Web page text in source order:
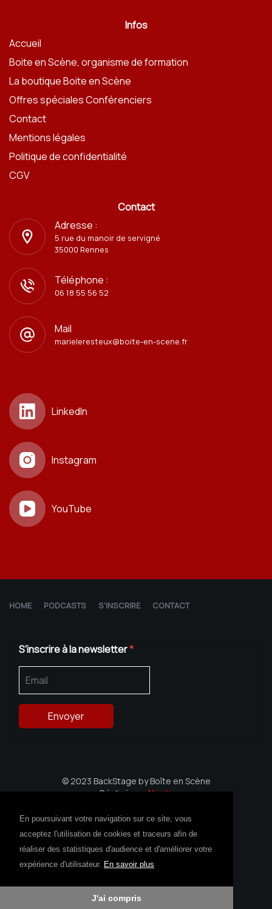
En poursuivant votre navigation sur ce site, vous
acceptez l'utilisation de cookies et traceurs afin de
réaliser des statistiques d'audience et d'améliorer votre
expérience d'utilisateur. En savoir plus
J'ai compris
Infos
Accueil
Boite en Scène, organisme de formation
La boutique Boite en Scène
Offres spéciales Conférenciers
Contact
Mentions légales
Politique de confidentialité
CGV
Contact
Adresse :
5 rue du manoir de servigné
35000 Rennes
Téléphone :
06 18 55 56 52
Mail
marieleresteux@boite-en-scene.fr
LinkedIn
Instagram
YouTube
HOME PODCASTS S'INSCRIRE CONTACT
S'inscrire à la newsletter*
© 2023 BackStage by Boîte en Scène
Réalisé parAlvaria